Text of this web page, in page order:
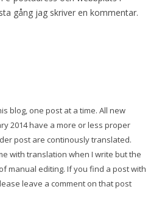
gång jag skriver en kommentar.
blog, one post at a time. All new
2014 have a more or less proper
post are continously translated.
with translation when I write but the
manual editing. If you find a post with
leave a comment on that post